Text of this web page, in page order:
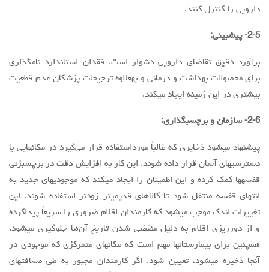
دارویی را کنترل کنند.
2-5- پیشبینی:
برآورد دقیق تقاضای دارویی دشوار است. فقدان استاندارد نامگذاری
برای محصولات بهداشت و درمانی و بهعلاوه ترجیحات پزشکان عدم قطعیت
بیشتری در این زمینه ایجاد میکند.
2-6- سازمان و برچسبگذاری:
پیشنهاد میشود ذخایری که غالباً مورداستفاده قرار می‌گیرد در مکانهایی با
دسترسیهای آسان قرار داده شوند. این کار به افزایش دقت در برچسبزنی
قفسهها کمک کرده و این اطمینان را ایجاد میکند که موجودیهای جدید به
انتهای قفسه منتقل شود تا کالاهای قدیمیتر زودتر استفاده شوند. این
تغییرات اندک موجب میشود که کارمندان اقلام ضروری را سریعاً پیداکرده
و از دورریزی اقلام به دلیل منقضی شدن تاریخ آن‌ها جلوگیری میشود.
همچنین برای بیمارستانها مهم است که مکانهای متمرکزی که موجودی در
آنجا ذخیره میشود، تعیین شود. اگر کارمندان مجبور به طی مسافتهای